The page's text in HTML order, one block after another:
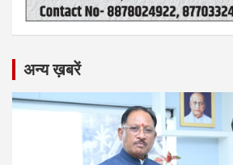
अन्य ख़बरें